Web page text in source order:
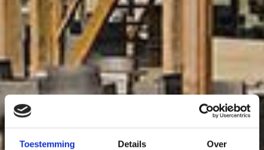
Toestemming Details Over